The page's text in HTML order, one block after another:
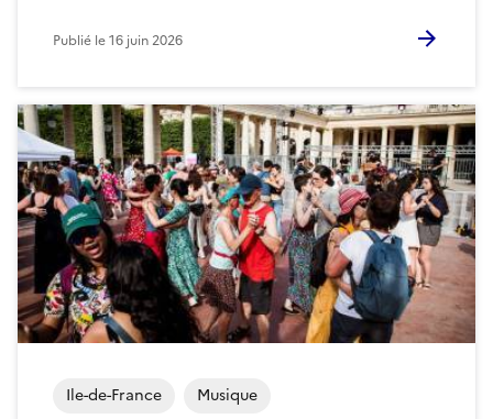
Publié le16 juin 2026
Ile-de-France Musique